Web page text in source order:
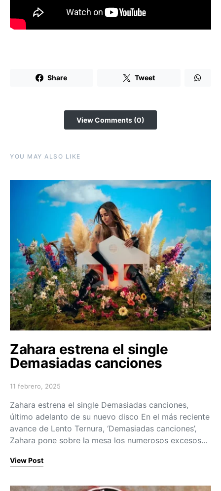
Share Tweet
View Comments (0)
YOU MAY ALSO LIKE
Zahara estrena el single
Demasiadas canciones
Posted on
11 febrero, 2025
Zahara estrena el single Demasiadas canciones,
último adelanto de su nuevo disco En el más reciente
avance de Lento Ternura, ‘Demasiadas canciones’,
Zahara pone sobre la mesa los numerosos excesos…
View Post